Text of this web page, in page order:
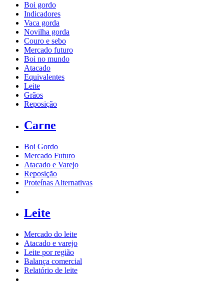
Boi gordo
Indicadores
Vaca gorda
Novilha gorda
Couro e sebo
Mercado futuro
Boi no mundo
Atacado
Equivalentes
Leite
Grãos
Reposição
Carne
Boi Gordo
Mercado Futuro
Atacado e Varejo
Reposição
Proteínas Alternativas
Leite
Mercado do leite
Atacado e varejo
Leite por região
Balança comercial
Relatório de leite